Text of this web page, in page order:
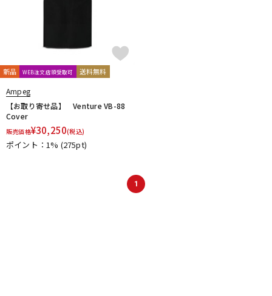
新品 WEB注文店頭受取可 送料無料
Ampeg
【お取り寄せ品】 Venture VB-88
Cover
販売価格¥30,250(税込)
ポイント：1% (275pt)
1